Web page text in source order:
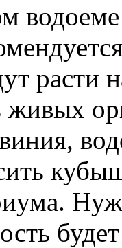
расти
живых